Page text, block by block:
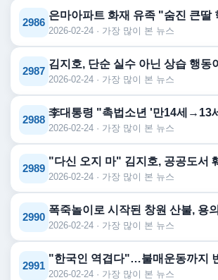
2986
2026-02-24 · 가장 많이 본 뉴스
2987
2026-02-24 · 가장 많이 본 뉴스
2988
2026-02-24 · 가장 많이 본 뉴스
2989
2026-02-24 · 가장 많이 본 뉴스
2990
2026-02-24 · 가장 많이 본 뉴스
2991
2026-02-24 · 가장 많이 본 뉴스